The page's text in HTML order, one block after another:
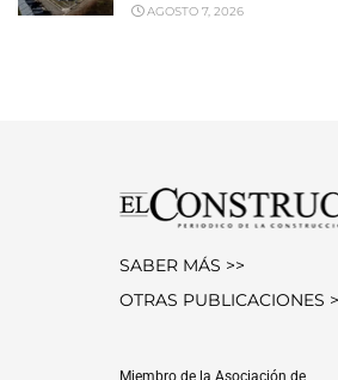
AGOSTO 7, 2026
SABER MÁS >>
OTRAS PUBLICACIONES
Miembro de la Asociación de